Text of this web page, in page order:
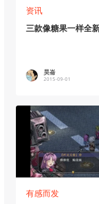
资讯
三款像糖果一样全
昊崙
2015-09-01
有感而发